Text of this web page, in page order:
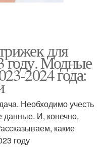
для
году. Модные
2024 года:
Необходимо учесть
данные. И, конечно,
какие
году